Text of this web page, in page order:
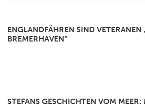
ENGLANDFÄHREN SIND VETERANEN
BREMERHAVEN“
STEFANS GESCHICHTEN VOM